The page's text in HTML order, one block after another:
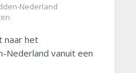
Nederland
naar het
Nederland vanuit een